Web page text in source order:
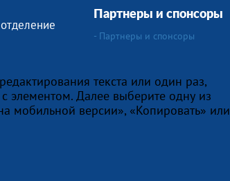
Партнеры и спонсоры
- Партнеры и спонсоры
текста или один раз,
элементом. Далее выберите одну из
мобильной версии», «Копировать» или